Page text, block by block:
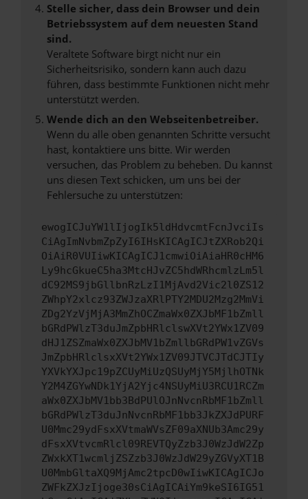
Stelle sicher, dass dein Browser und dein
Betriebssystem auf dem neuesten Stand
sind.
Veraltete Software birgt nicht nur ein
Sicherheitsrisiko, sondern kann auch dazu
führen, dass bestimmte Funktionen nicht mehr
unterstützt werden.
Wende dich an den Webseitenbetreiber.
Wenn du alle oben genannten Schritte versucht
hast, kontaktiere uns bitte. Wir werden
versuchen, das Problem zu beheben. Du kannst
uns diesen Text schicken, um uns bei der
Fehlersuche zu unterstützen:
ewogICJuYW1lIjogIk5ldHdvcmtFcnJvciIs
CiAgImNvbmZpZyI6IHsKICAgICJtZXRob2Qi
OiAiR0VUIiwKICAgICJ1cmwiOiAiaHR0cHM6
Ly9hcGkueC5ha3MtcHJvZC5hdWRhcmlzLm5l
dC92MS9jbGllbnRzLzI1MjAvd2Vic2l0ZS12
ZWhpY2xlcz93ZWJzaXRlPTY2MDU2Mzg2MmVi
ZDg2YzVjMjA3MmZhOCZmaWx0ZXJbMF1bZmll
bGRdPWlzT3duJmZpbHRlclswXVt2YWx1ZV09
dHJ1ZSZmaWx0ZXJbMV1bZmllbGRdPW1vZGVs
JmZpbHRlclsxXVt2YWx1ZV09JTVCJTdCJTIy
YXVkYXJpc19pZCUyMiUzQSUyMjY5MjlhOTNk
Y2M4ZGYwNDk1YjA2Yjc4NSUyMiU3RCU1RCZm
aWx0ZXJbMV1bb3BdPUlOJnNvcnRbMF1bZmll
bGRdPWlzT3duJnNvcnRbMF1bb3JkZXJdPURF
U0Mmc29ydFsxXVtmaWVsZF09aXNUb3Amc29y
dFsxXVtvcmRlcl09REVTQyZzb3J0WzJdW2Zp
ZWxkXT1wcmljZSZzb3J0WzJdW29yZGVyXT1B
U0MmbGltaXQ9MjAmc2tpcD0wIiwKICAgICJo
ZWFkZXJzIjoge30sCiAgICAiYm9keSI6IG51